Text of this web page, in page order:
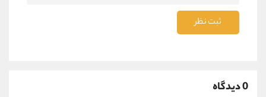
ثبت نظر
0 دیدگاه